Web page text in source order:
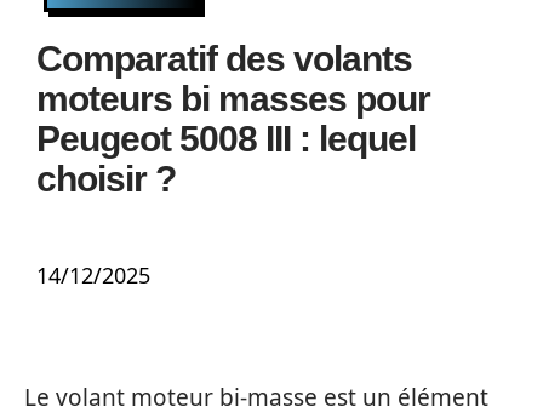
Comparatif des volants
moteurs bi masses pour
Peugeot 5008 III : lequel
choisir ?
14/12/2025
Le volant moteur bi-masse est un élément